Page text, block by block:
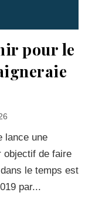
pour le
lance une
objectif de faire
le temps est
par...